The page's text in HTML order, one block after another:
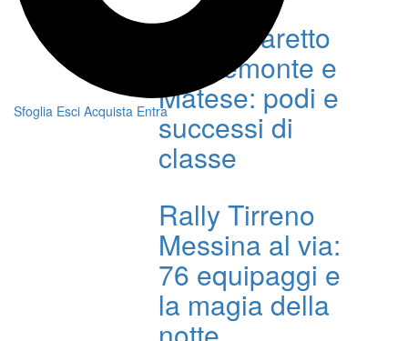
Sfoglia Esci Acquista Entra
MS Munaretto
tra Piemonte e
Matese: podi e
successi di
classe
Rally Tirreno
Messina al via:
76 equipaggi e
la magia della